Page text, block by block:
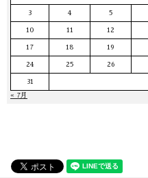
3 4 5
10 11 12
17 18 19
24 25 26
31
« 7月